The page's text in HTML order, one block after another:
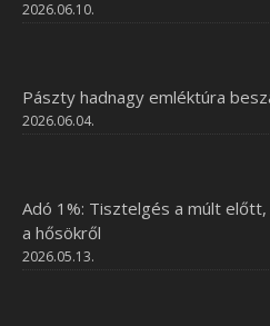
2026.06.10.
Pászty hadnagy emléktúra
2026.06.04.
Adó 1%: Tisztelgés a múlt
a hősökről
2026.05.13.